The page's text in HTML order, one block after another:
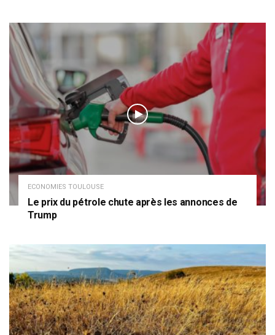
ECONOMIES TOULOUSE
Le prix du pétrole chute après les annonces de
Trump